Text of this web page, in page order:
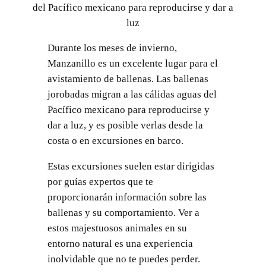
del Pacífico mexicano para reproducirse y dar a
luz
Durante los meses de invierno,
Manzanillo es un excelente lugar para el
avistamiento de ballenas. Las ballenas
jorobadas migran a las cálidas aguas del
Pacífico mexicano para reproducirse y
dar a luz, y es posible verlas desde la
costa o en excursiones en barco.
Estas excursiones suelen estar dirigidas
por guías expertos que te
proporcionarán información sobre las
ballenas y su comportamiento. Ver a
estos majestuosos animales en su
entorno natural es una experiencia
inolvidable que no te puedes perder.